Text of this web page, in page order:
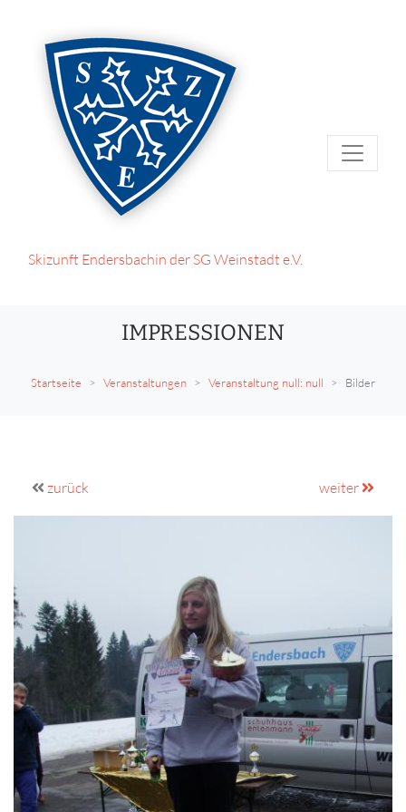
Skizunft Endersbachin der SG Weinstadt e.V.
IMPRESSIONEN
Startseite Veranstaltungen Veranstaltung null: null Bilder
zurück weiter